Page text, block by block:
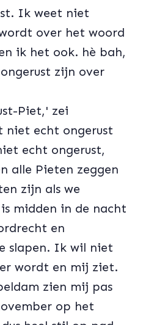
Ik weet niet
over het woord
ik het ook. hè bah,
zijn over
Piet,' zei
niet echt ongerust
echt ongerust,
alle Pieten zeggen
zijn als we
midden in de nacht
en
slapen. Ik wil niet
wordt en mij ziet.
zien mij pas
op het